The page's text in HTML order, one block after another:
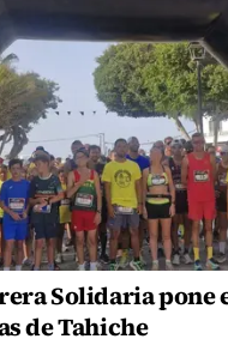
Solidaria pone
de Tahiche